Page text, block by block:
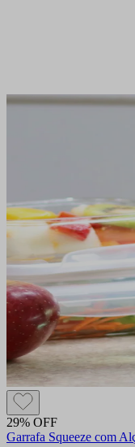
29% OFF
Garrafa Squeeze com